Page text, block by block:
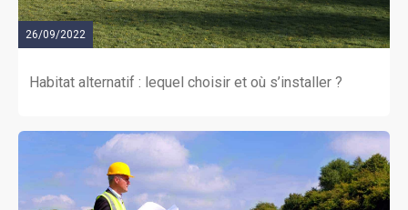
26/09/2022
Habitat alternatif : lequel choisir et où s’installer ?